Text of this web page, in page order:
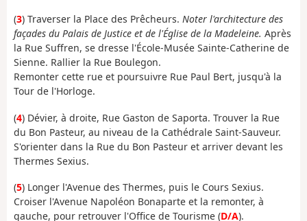
(3) Traverser la Place des Prêcheurs. Noter l'architecture des
façades du Palais de Justice et de l'Église de la Madeleine. Après
la Rue Suffren, se dresse l'École-Musée Sainte-Catherine de
Sienne. Rallier la Rue Boulegon.
Remonter cette rue et poursuivre Rue Paul Bert, jusqu'à la
Tour de l'Horloge.
(4) Dévier, à droite, Rue Gaston de Saporta. Trouver la Rue
du Bon Pasteur, au niveau de la Cathédrale Saint-Sauveur.
S'orienter dans la Rue du Bon Pasteur et arriver devant les
Thermes Sexius.
(5) Longer l'Avenue des Thermes, puis le Cours Sexius.
Croiser l'Avenue Napoléon Bonaparte et la remonter, à
gauche, pour retrouver l'Office de Tourisme (D/A).